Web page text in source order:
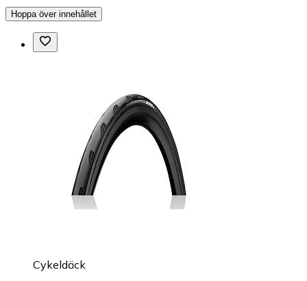
Hoppa över innehållet
Cykeldäck